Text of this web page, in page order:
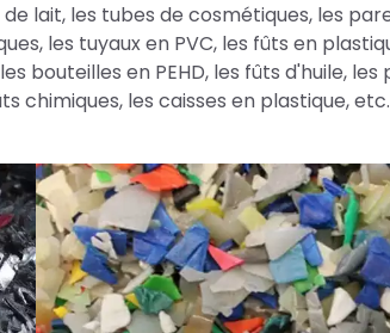
lait, les tubes de cosmétiques, les
les tuyaux en PVC, les fûts en
bouteilles en PEHD, les fûts d'huile,
chimiques, les caisses en plastique, etc.